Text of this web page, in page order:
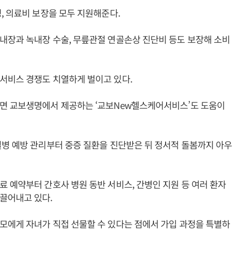
의료비 보장을 모두 지원해준다.
장과 녹내장 수술, 무릎관절 연골손상 진단비 등도 보장해 소비
비스 경쟁도 치열하게 벌이고 있다.
교보생명에서 제공하는 ‘교보New헬스케어서비스’도 도움이
예방 관리부터 중증 질환을 진단받은 뒤 정서적 돌봄까지 아우
예약부터 간호사 병원 동반 서비스, 간병인 지원 등 여러 환자
어내고 있다.
에게 자녀가 직접 선물할 수 있다는 점에서 가입 과정을 특별하